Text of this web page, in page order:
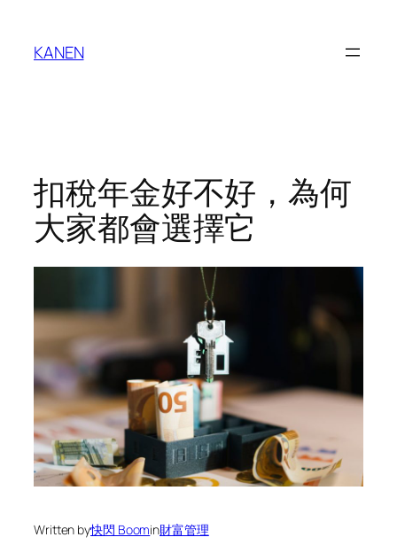
content
KANEN
扣稅年金好不好，為何
大家都會選擇它
Written by快閃 Boomin財富管理